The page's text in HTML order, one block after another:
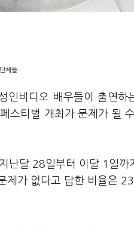
체들
인비디오 배우들이 출연하
스티벌 개최가 문제가 될
난달 28일부터 이달 1일까
제가 없다고 답한 비율은